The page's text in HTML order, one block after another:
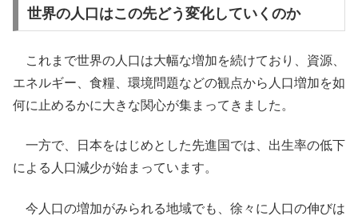
世界の人口はこの先どう変化していくのか
これまで世界の人口は大幅な増加を続けており、資源、
エネルギー、食糧、環境問題などの観点から人口増加を如
何に止めるかに大きな関心が集まってきました。
一方で、日本をはじめとした先進国では、出生率の低下
による人口減少が始まっています。
今人口の増加がみられる地域でも、徐々に人口の伸びは